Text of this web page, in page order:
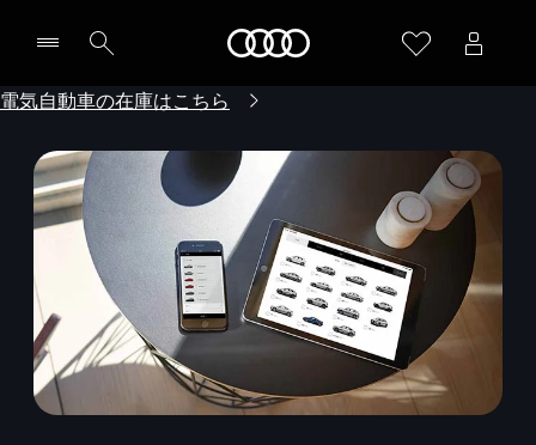
電気自動車の在庫はこちら